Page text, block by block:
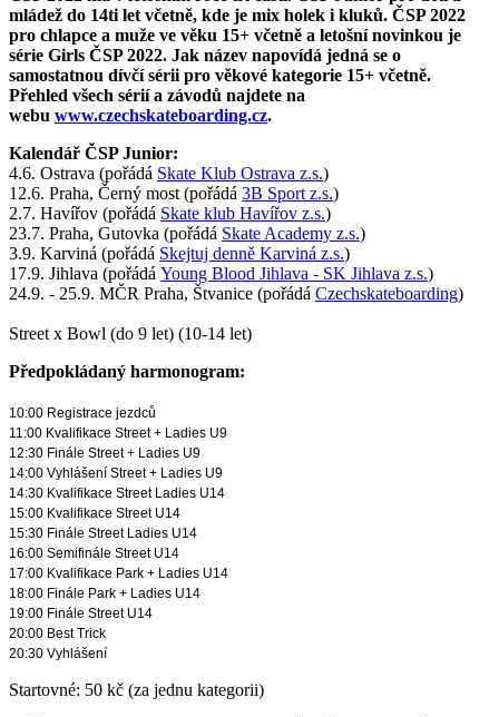
mládež do 14ti let včetně, kde je mix holek i kluků. ČSP 2022
pro chlapce a muže ve věku 15+ včetně a letošní novinkou je
série Girls ČSP 2022. Jak název napovídá jedná se o
samostatnou dívčí sérii pro věkové kategorie 15+ včetně.
Přehled všech sérií a závodů najdete na
webu www.czechskateboarding.cz.
Kalendář ČSP Junior:
4.6. Ostrava (pořádá Skate Klub Ostrava z.s.)
12.6. Praha, Černý most (pořádá 3B Sport z.s.)
2.7. Havířov (pořádá Skate klub Havířov z.s.)
23.7. Praha, Gutovka (pořádá Skate Academy z.s.)
3.9. Karviná (pořádá Skejtuj denně Karviná z.s.)
17.9. Jihlava (pořádá Young Blood Jihlava - SK Jihlava z.s.)
24.9. - 25.9. MČR Praha, Štvanice (pořádá Czechskateboarding)
Street x Bowl (do 9 let) (10-14 let)
Předpokládaný harmonogram:
10:00 Registrace jezdců
11:00 Kvalifikace Street + Ladies U9
12:30 Finále Street + Ladies U9
14:00 Vyhlášení Street + Ladies U9
14:30 Kvalifikace Street Ladies U14
15:00 Kvalifikace Street U14
15:30 Finále Street Ladies U14
16:00 Semifinále Street U14
17:00 Kvalifikace Park + Ladies U14
18:00 Finále Park + Ladies U14
19:00 Finále Street U14
20:00 Best Trick
20:30 Vyhlášení
Startovné: 50 kč (za jednu kategorii)